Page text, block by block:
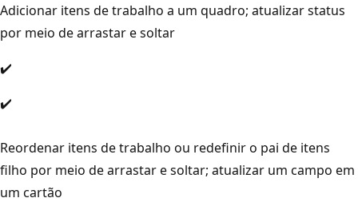
Adicionar itens de trabalho a um quadro; atualizar status
por meio de arrastar e soltar
✔️
✔️
Reordenar itens de trabalho ou redefinir o pai de itens
filho por meio de arrastar e soltar; atualizar um campo em
um cartão